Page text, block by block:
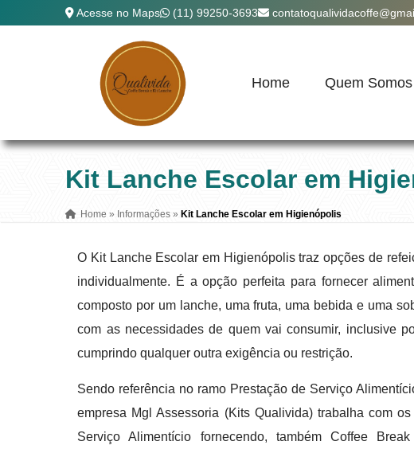
Acesse no Maps (11) 99250-3693
Home Quem Somos
Kit Lanche Escolar em
Home » Informações » Kit Lanche Escolar em Higienópolis
O Kit Lanche Escolar em Higienópolis traz opções de
individualmente. É a opção perfeita para fornecer
composto por um lanche, uma fruta, uma bebida e uma
com as necessidades de quem vai consumir, inclusive
cumprindo qualquer outra exigência ou restrição.
Sendo referência no ramo Prestação de Serviço
empresa Mgl Assessoria (Kits Qualivida) trabalha com
Serviço Alimentício fornecendo, também Coffee